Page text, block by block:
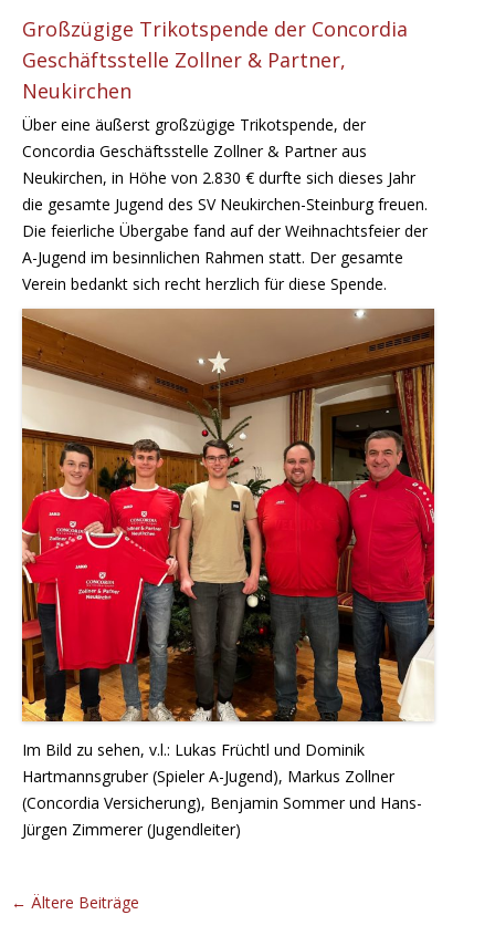
Großzügige Trikotspende der Concordia
Geschäftsstelle Zollner & Partner,
Neukirchen
Über eine äußerst großzügige Trikotspende, der
Concordia Geschäftsstelle Zollner & Partner aus
Neukirchen, in Höhe von 2.830 € durfte sich dieses Jahr
die gesamte Jugend des SV Neukirchen-Steinburg freuen.
Die feierliche Übergabe fand auf der Weihnachtsfeier der
A-Jugend im besinnlichen Rahmen statt. Der gesamte
Verein bedankt sich recht herzlich für diese Spende.
Im Bild zu sehen, v.l.: Lukas Früchtl und Dominik
Hartmannsgruber (Spieler A-Jugend), Markus Zollner
(Concordia Versicherung), Benjamin Sommer und Hans-
Jürgen Zimmerer (Jugendleiter)
Beitrags-
← Ältere Beiträge